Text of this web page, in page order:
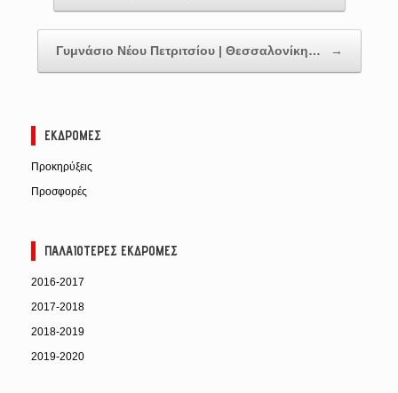
Γυμνάσιο Νέου Πετριτσίου | Θεσσαλονίκη… →
ΕΚΔΡΟΜΈΣ
Προκηρύξεις
Προσφορές
ΠΑΛΑΙΌΤΕΡΕΣ ΕΚΔΡΟΜΈΣ
2016-2017
2017-2018
2018-2019
2019-2020